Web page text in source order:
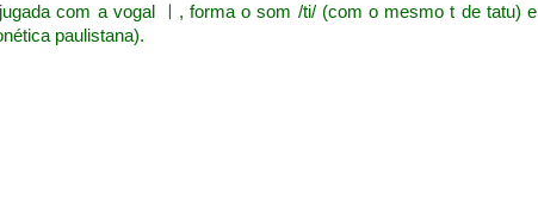
com a vogal ㅣ, forma o som /ti/ (com o mesmo t de tatu) e
paulistana).